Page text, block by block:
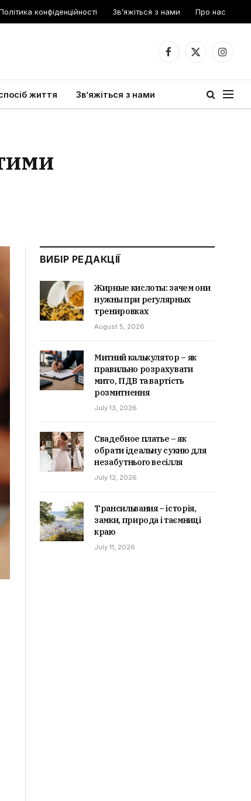
конфіденційності Зв’яжіться з нами Про нас
Facebook
X
життя Зв’яжіться з нами
ВИБІР РЕДАКЦІЇ
Жирные кислоты: зачем они
нужны при регулярных
тренировках
August 5, 2026
Митний калькулятор – як
правильно розрахувати
мито, ПДВ та вартість
розмитнення
July 13, 2026
Свадебное платье – як
обрати ідеальну сукню для
незабутнього весілля
July 12, 2026
Трансильвания – історія,
замки, природа і таємниці
краю
July 11, 2026